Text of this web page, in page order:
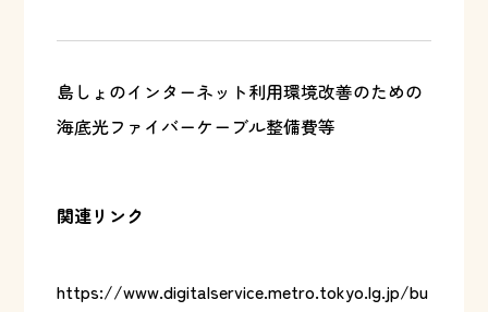
島しょのインターネット利用環境改善のための
海底光ファイバーケーブル整備費等
関連リンク
https://www.digitalservice.metro.tokyo.lg.jp/bu